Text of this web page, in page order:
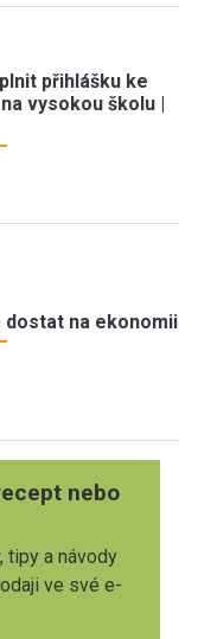
přihlášku ke
vysokou školu |
dostat na ekonomii
nebo
tipy a návody
ve své e-